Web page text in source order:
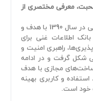
معرفی مختصری از
شرکت زیرساخت امن خدمات تراکنشی در سال 1390 با هدف و
اطلاعات غنی برای
راهبری امنیت و
شکل گرفت و در ادامه
مجازی با هدف
و کاربری بهینه
خود است.